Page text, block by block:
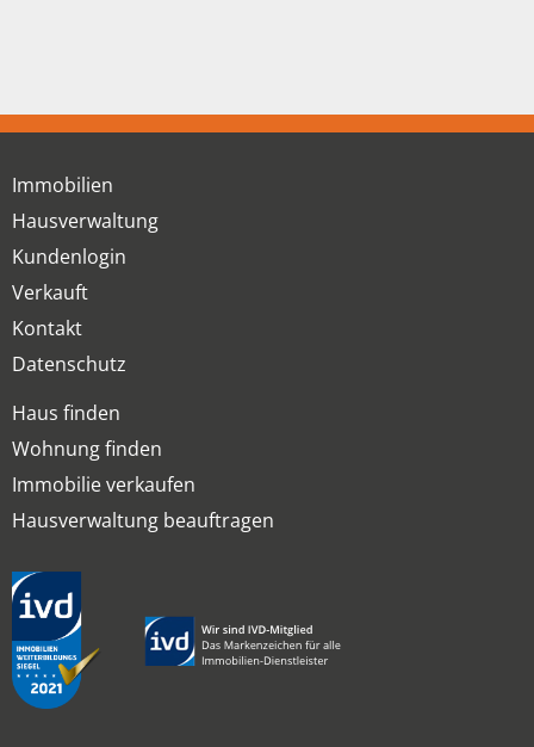
Immobilien
Hausverwaltung
Kundenlogin
Verkauft
Kontakt
Datenschutz
Haus finden
Wohnung finden
Immobilie verkaufen
Hausverwaltung beauftragen